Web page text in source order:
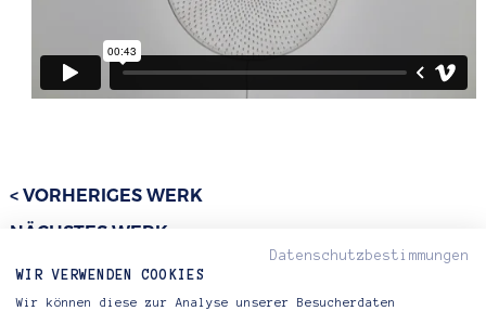
< VORHERIGES WERK
NÄCHSTES WERK >
Datenschutzbestimmungen
WIR VERWENDEN COOKIES
Wir können diese zur Analyse unserer Besucherdaten